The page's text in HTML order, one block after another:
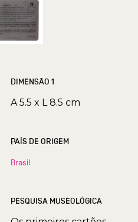
DIMENSÃO 1
A 5.5 x L 8.5 cm
PAÍS DE ORIGEM
Brasil
PESQUISA MUSEOLÓGICA